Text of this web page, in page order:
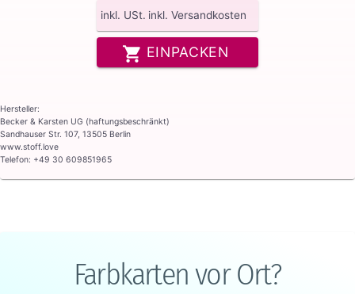
inkl. USt. inkl. Versandkosten
EINPACKEN
Hersteller:
Becker & Karsten UG (haftungsbeschränkt)
Sandhauser Str. 107, 13505 Berlin
www.stoff.love
Telefon: +49 30 609851965
Farbkarten vor Ort?